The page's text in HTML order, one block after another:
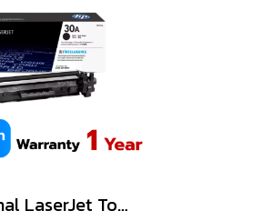
HP Original LaserJet Toner Cartridge 30A CF230A